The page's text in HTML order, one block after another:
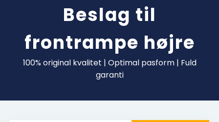
Beslag til
frontrampe højre
100% original kvalitet | Optimal pasform | Fuld
garanti